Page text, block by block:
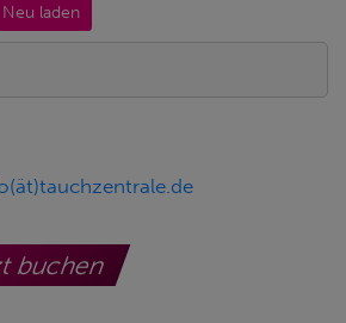
Neu laden
buchen